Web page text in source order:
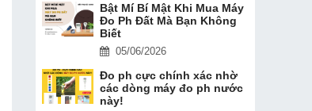
Bật Mí Bí Mật Khi Mua Máy
Đo Ph Đất Mà Bạn Không
Biết
05/06/2026
Đo ph cực chính xác nhờ
các dòng máy đo ph nước
này!